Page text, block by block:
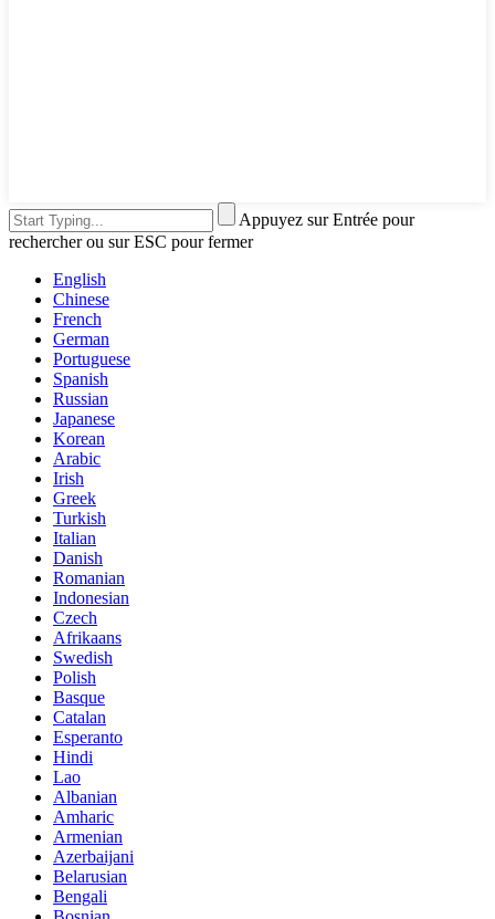
Appuyez sur Entrée pour
rechercher ou sur ESC pour fermer
English
Chinese
French
German
Portuguese
Spanish
Russian
Japanese
Korean
Arabic
Irish
Greek
Turkish
Italian
Danish
Romanian
Indonesian
Czech
Afrikaans
Swedish
Polish
Basque
Catalan
Esperanto
Hindi
Lao
Albanian
Amharic
Armenian
Azerbaijani
Belarusian
Bengali